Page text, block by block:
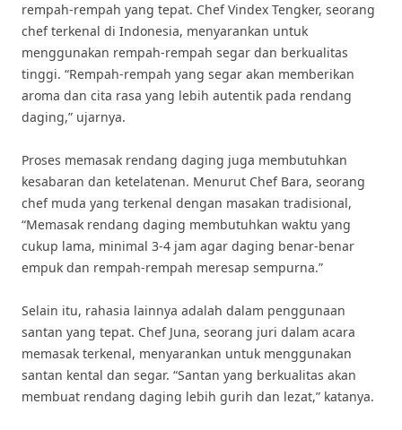
rempah-rempah yang tepat. Chef Vindex Tengker, seorang
chef terkenal di Indonesia, menyarankan untuk
menggunakan rempah-rempah segar dan berkualitas
tinggi. “Rempah-rempah yang segar akan memberikan
aroma dan cita rasa yang lebih autentik pada rendang
daging,” ujarnya.
Proses memasak rendang daging juga membutuhkan
kesabaran dan ketelatenan. Menurut Chef Bara, seorang
chef muda yang terkenal dengan masakan tradisional,
“Memasak rendang daging membutuhkan waktu yang
cukup lama, minimal 3-4 jam agar daging benar-benar
empuk dan rempah-rempah meresap sempurna.”
Selain itu, rahasia lainnya adalah dalam penggunaan
santan yang tepat. Chef Juna, seorang juri dalam acara
memasak terkenal, menyarankan untuk menggunakan
santan kental dan segar. “Santan yang berkualitas akan
membuat rendang daging lebih gurih dan lezat,” katanya.